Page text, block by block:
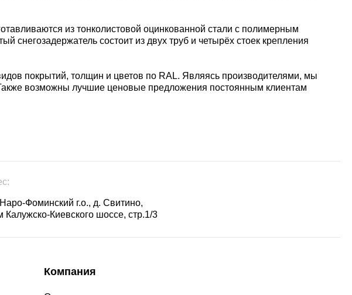
из тонколистовой оцинкованной стали с полимерным
снегозадержатель состоит из двух труб и четырёх стоек крепления
покрытий, толщин и цветов по RAL. Являясь производителями, мы
возможны лучшие ценовые предложения постоянным клиентам
Фоминский г.о., д. Свитино,
Калужско-Киевского шоссе, стр.1/3
Компания